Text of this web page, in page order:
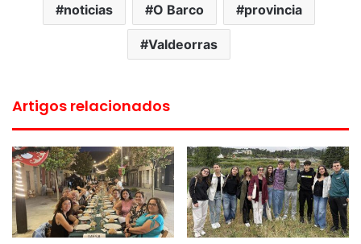
noticias O Barco provincia
Valdeorras
Artigos relacionados